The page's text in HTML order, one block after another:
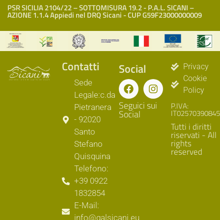
PSR SICILIA 2104/22 – SOTTOMISURA 19.2 - P.A.L. SICANI –
AZIONE 1.1.4 Appiedi nel DRQ Sicani - CUP G59F23000000009
Contatti
Sede
Legale:c.da
Pietranera
- 92020
Santo
Stefano
Quisquina
Telefono:
+39 0922
1832854
E-Mail:
info@galsicani.eu
Social
Seguici sui
Social
Privacy
Cookie
Policy
P.IVA:
IT02570390845
Tutti i diritti
riservati - All
rights
reserved